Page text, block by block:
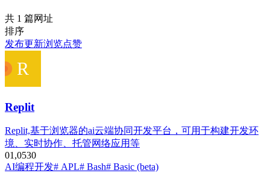
共 1 篇网址
排序
发布更新浏览点赞
Replit
Replit,基于浏览器的ai云端协同开发平台，可用于构建开发环
境、实时协作、托管网络应用等
01,0530
AI编程开发# APL# Bash# Basic (beta)